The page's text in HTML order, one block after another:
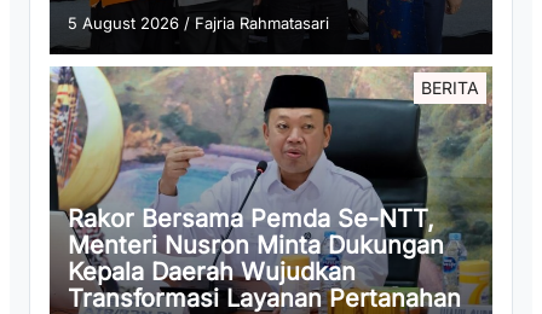
5 August 2026 / Fajria Rahmatasari
BERITA
Rakor Bersama Pemda Se-NTT,
Menteri Nusron Minta Dukungan
Kepala Daerah Wujudkan
Transformasi Layanan Pertanahan